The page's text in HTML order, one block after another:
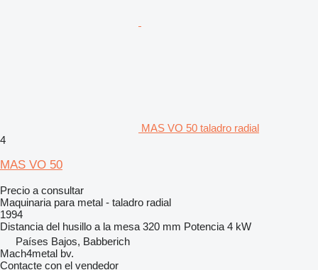
MAS VO 50 taladro radial
4
MAS VO 50
Precio a consultar
Maquinaria para metal - taladro radial
1994
Distancia del husillo a la mesa 320 mm Potencia 4 kW
Países Bajos, Babberich
Mach4metal bv.
Contacte con el vendedor